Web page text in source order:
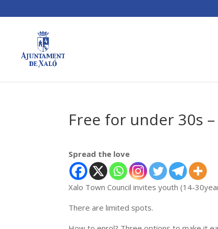
Free for under 30s
Spread the love
Xalo Town Council invites youth (14-
There are limited spots.